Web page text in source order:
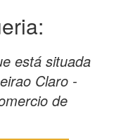
está situada
Claro -
de